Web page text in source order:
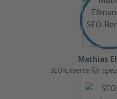
Mathias
SEO-Experte für